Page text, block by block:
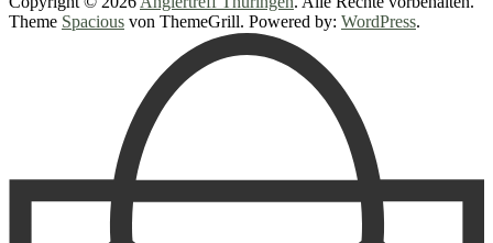
Theme Spacious von ThemeGrill. Powered by: WordPress.